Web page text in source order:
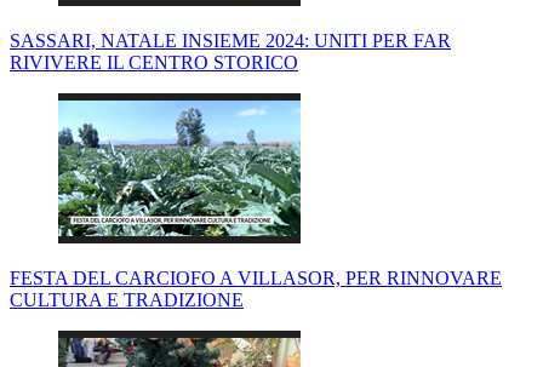
SASSARI, NATALE INSIEME 2024: UNITI PER FAR
RIVIVERE IL CENTRO STORICO
FESTA DEL CARCIOFO A VILLASOR, PER RINNOVARE
CULTURA E TRADIZIONE